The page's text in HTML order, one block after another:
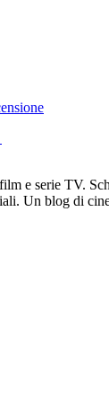
e serie TV.
Un blog di